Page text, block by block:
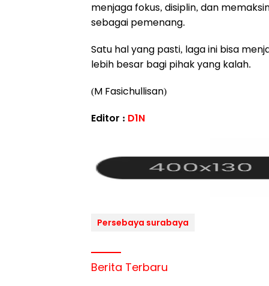
menjaga fokus, disiplin, dan
sebagai pemenang.
Satu hal yang pasti, laga ini bisa
lebih besar bagi pihak yang kalah.
(M Fasichullisan)
Editor : D1N
Persebaya surabaya
Berita Terbaru